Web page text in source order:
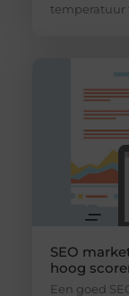
temperatuur
SEO
hoog
Een goed